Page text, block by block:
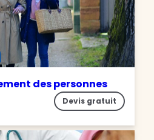
des personnes
Devis gratuit